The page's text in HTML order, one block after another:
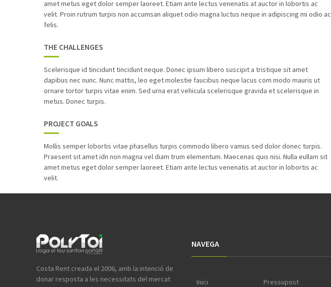
amet metus eget dolor semper laoreet. Etiam ante lectus venenatis at auctor in lobortis ac
velit. Proin rutrum turpis non accumsan aliquet odio magna luctus neque in adipiscing mi odio ac
felis.
THE CHALLENGES
Scelerisque id tincidunt tincidunt neque. Donec ipsum libero suscipit a tristique sit amet
dapibus nec nunc. Nunc mattis, leo eget molestie faucibus neque lacus com modo mauris ut
ornare tortor turpis vitae enim. Sed urna erat vehicula scelerisque gravida et scelerisque in
metus. Donec turpis.
PROJECT GOALS
Mollis semper lobortis vitae phasellus turpis commodo libero vamus sed dolor donec turpis.
Praesent sit amet idn non magna vel diam trum elementum. Maecenas quis nisi. Nulla eullam sit
amet metus eget dolor semper laoreet. Etiam ante lectus venenatis at auctor in lobortis ac
velit.
Costa Rent creada el 2006, amb la intenció de
donar resposta a les necessitats del mercat
NAVEGA
Inici Pressupost